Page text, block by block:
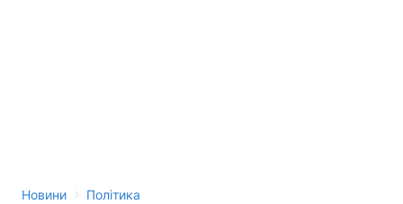
Новини › Політика